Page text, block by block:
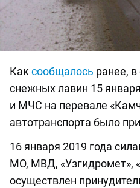
Каксообщалось ранее, в
снежных лавин 15
и МЧС на перевале
автотранспорта было
16 января 2019 года
МО, МВД, «Узгидромет»,
осуществлен